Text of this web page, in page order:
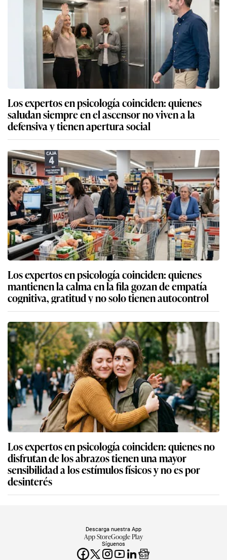
Los expertos en psicología coinciden: quienes
saludan siempre en el ascensor no viven a la
defensiva y tienen apertura social
Los expertos en psicología coinciden: quienes
mantienen la calma en la fila gozan de empatía
cognitiva, gratitud y no solo tienen autocontrol
Los expertos en psicología coinciden: quienes no
disfrutan de los abrazos tienen una mayor
sensibilidad a los estímulos físicos y no es por
desinterés
Síguenos
Descarga nuestra App
App StoreGoogle Play